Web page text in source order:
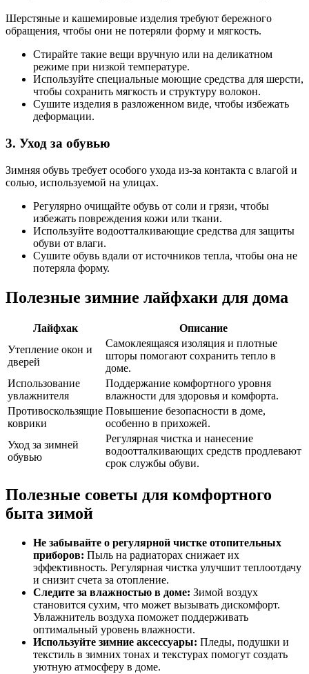
Шерстяные и кашемировые изделия требуют бережного
обращения, чтобы они не потеряли форму и мягкость.
Стирайте такие вещи вручную или на деликатном
режиме при низкой температуре.
Используйте специальные моющие средства для шерсти,
чтобы сохранить мягкость и структуру волокон.
Сушите изделия в разложенном виде, чтобы избежать
деформации.
3. Уход за обувью
Зимняя обувь требует особого ухода из-за контакта с влагой и
солью, используемой на улицах.
Регулярно очищайте обувь от соли и грязи, чтобы
избежать повреждения кожи или ткани.
Используйте водоотталкивающие средства для защиты
обуви от влаги.
Сушите обувь вдали от источников тепла, чтобы она не
потеряла форму.
Полезные зимние лайфхаки для дома
Лайфхак
Описание
Утепление окон и
дверей
Самоклеящаяся изоляция и плотные
шторы помогают сохранить тепло в
доме.
Использование
увлажнителя
Поддержание комфортного уровня
влажности для здоровья и комфорта.
Противоскользящие
коврики
Повышение безопасности в доме,
особенно в прихожей.
Уход за зимней
обувью
Регулярная чистка и нанесение
водоотталкивающих средств продлевают
срок службы обуви.
Полезные советы для комфортного
быта зимой
Не забывайте о регулярной чистке отопительных
приборов: Пыль на радиаторах снижает их
эффективность. Регулярная чистка улучшит теплоотдачу
и снизит счета за отопление.
Следите за влажностью в доме: Зимой воздух
становится сухим, что может вызывать дискомфорт.
Увлажнитель воздуха поможет поддерживать
оптимальный уровень влажности.
Используйте зимние аксессуары: Пледы, подушки и
текстиль в зимних тонах и текстурах помогут создать
уютную атмосферу в доме.